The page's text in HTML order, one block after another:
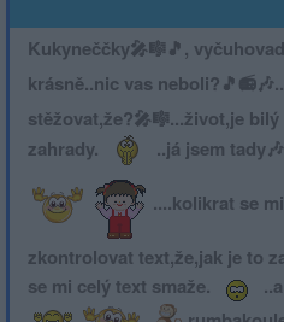
Kukyneččky🎤🎼🎵,
krásně..nic vas
stěžovat,že?🎤🎼­...život,je
zahrady.
..já jsem
....kolikrat se
zkontrolovat text,že,jak je to
se mi celý text smaže.